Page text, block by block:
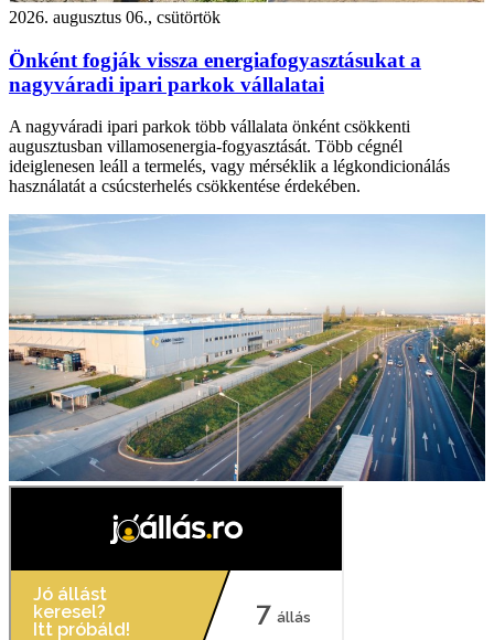
2026. augusztus 06., csütörtök
Önként fogják vissza energiafogyasztásukat a
nagyváradi ipari parkok vállalatai
A nagyváradi ipari parkok több vállalata önként csökkenti
augusztusban villamosenergia-fogyasztását. Több cégnél
ideiglenesen leáll a termelés, vagy mérséklik a légkondicionálás
használatát a csúcsterhelés csökkentése érdekében.